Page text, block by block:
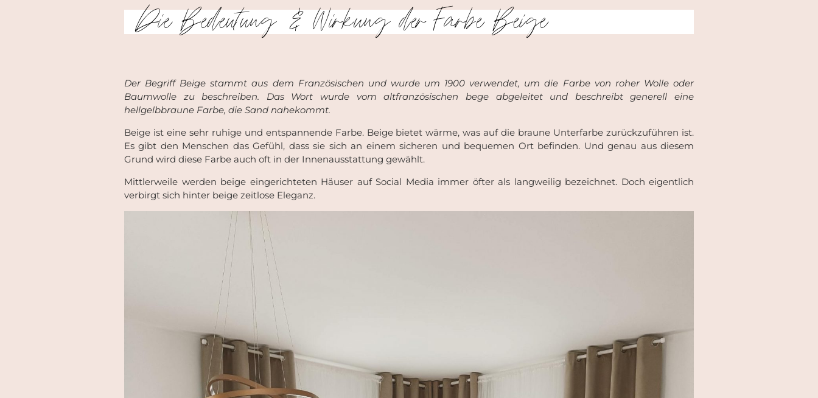
Die Bedeutung & Wirkung der Farbe Beige
Der Begriff Beige stammt aus dem Französischen und wurde um 1900 verwendet, um die Farbe von roher Wolle oder
Baumwolle zu beschreiben. Das Wort wurde vom altfranzösischen bege abgeleitet und beschreibt generell eine
hellgelbbraune Farbe, die Sand nahekommt.
Beige ist eine sehr ruhige und entspannende Farbe. Beige bietet wärme, was auf die braune Unterfarbe zurückzuführen ist.
Es gibt den Menschen das Gefühl, dass sie sich an einem sicheren und bequemen Ort befinden. Und genau aus diesem
Grund wird diese Farbe auch oft in der Innenausstattung gewählt.
Mittlerweile werden beige eingerichteten Häuser auf Social Media immer öfter als langweilig bezeichnet. Doch eigentlich
verbirgt sich hinter beige zeitlose Eleganz.